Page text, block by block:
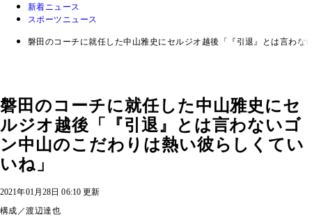
新着ニュース
スポーツニュース
磐田のコーチに就任した中山雅史にセルジオ越後「『引退』とは言わ
磐田のコーチに就任した中山雅史にセ
ルジオ越後「『引退』とは言わないゴ
ン中山のこだわりは熱い彼らしくてい
いね」
2021年01月28日 06:10 更新
構成／渡辺達也